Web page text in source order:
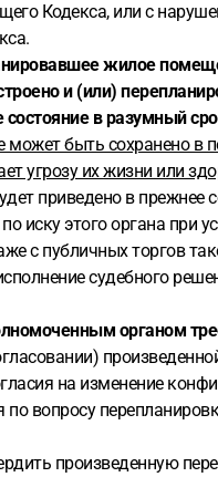
Кодекса, или с
жилое
и (или)
в разумный
быть сохранено в
угрозу их жизни или
приведено в прежнее
иску этого органа при
с публичных торгов
судебного
органом
на изменение
по вопросу
произведенную